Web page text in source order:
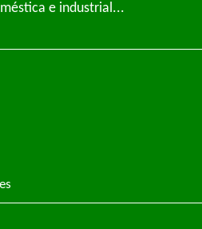
e industrial...